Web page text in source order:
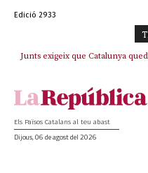
Edició 2933
Junts exigeix que Catalunya
Els Països Catalans al teu abast
Dijous, 06 de agost del 2026